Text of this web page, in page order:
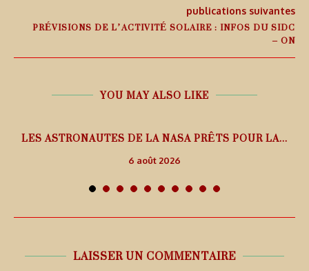
publications suivantes
PRÉVISIONS DE L’ACTIVITÉ SOLAIRE : INFOS DU SIDC
– ON
YOU MAY ALSO LIKE
LES ASTRONAUTES DE LA NASA PRÊTS POUR LA...
6 août 2026
LAISSER UN COMMENTAIRE